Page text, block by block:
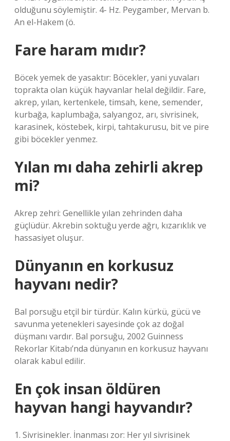
olduğunu söylemiştir. 4- Hz. Peygamber, Mervan b.
An el-Hakem (ö.
Fare haram mıdır?
Böcek yemek de yasaktır: Böcekler, yani yuvaları
toprakta olan küçük hayvanlar helal değildir. Fare,
akrep, yılan, kertenkele, timsah, kene, semender,
kurbağa, kaplumbağa, salyangoz, arı, sivrisinek,
karasinek, köstebek, kirpi, tahtakurusu, bit ve pire
gibi böcekler yenmez.
Yılan mı daha zehirli akrep
mi?
Akrep zehri: Genellikle yılan zehrinden daha
güçlüdür. Akrebin soktuğu yerde ağrı, kızarıklık ve
hassasiyet oluşur.
Dünyanın en korkusuz
hayvanı nedir?
Bal porsuğu etçil bir türdür. Kalın kürkü, gücü ve
savunma yetenekleri sayesinde çok az doğal
düşmanı vardır. Bal porsuğu, 2002 Guinness
Rekorlar Kitabı’nda dünyanın en korkusuz hayvanı
olarak kabul edilir.
En çok insan öldüren
hayvan hangi hayvandır?
1. Sivrisinekler. İnanması zor: Her yıl sivrisinek